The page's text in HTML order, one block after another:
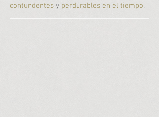
contundentes y perdurables en el tiempo.